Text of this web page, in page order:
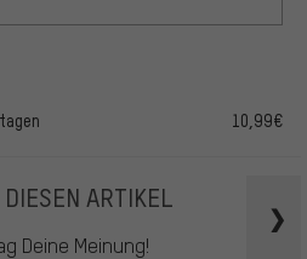
10,99€
ARTIKEL
Deine Meinung!